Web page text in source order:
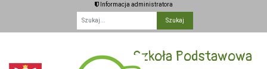
Informacja administratora
Szkoła Podstawowa